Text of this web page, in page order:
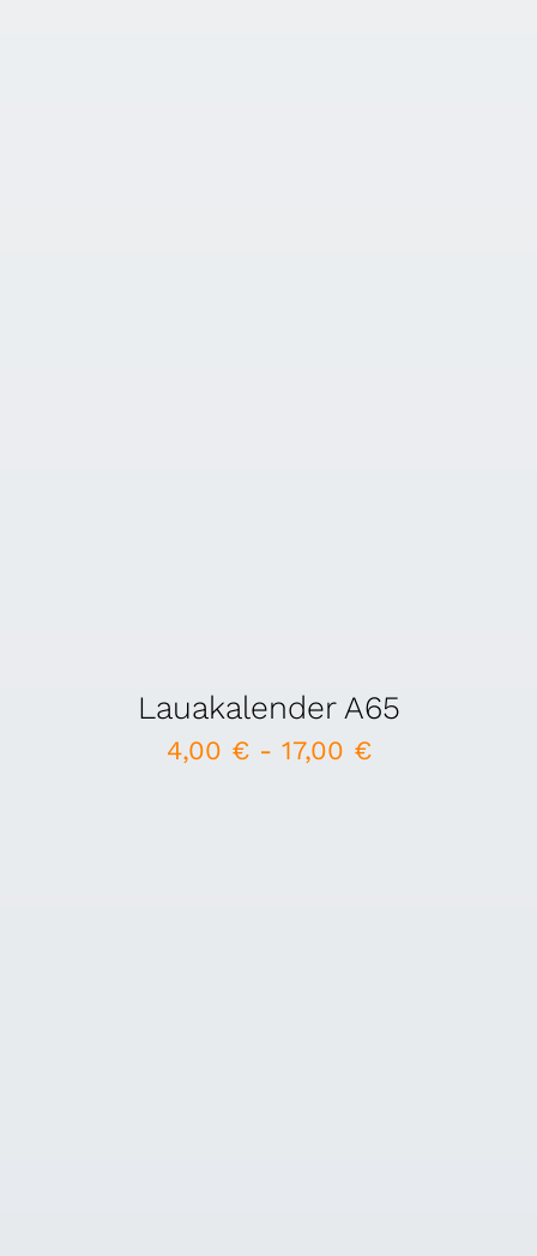
Lauakalender A65
4,00 €- 17,00 €